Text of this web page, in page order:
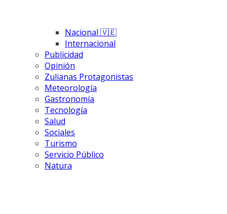
Nacional 🇻🇪
Internacional
Publicidad
Opinión
Zulianas Protagonistas
Meteorología
Gastronomía
Tecnología
Salud
Sociales
Turismo
Servicio Público
Natura